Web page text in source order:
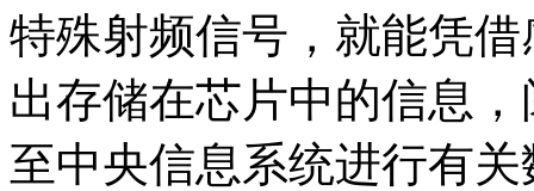
特殊射频信号，就能凭
出存储在芯片中的信息
至中央信息系统进行有